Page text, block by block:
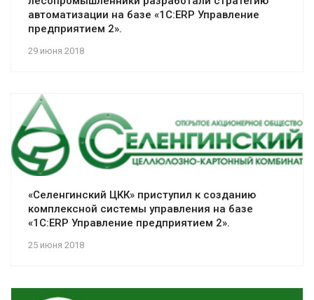
29 июня 2018
автоматизации на базе «1С:ERP Управление
предприятием 2».
25 июня 2018
«Селенгинский ЦКК» приступил к созданию
комплексной системы управления на базе
«1С:ERP Управление предприятием 2».